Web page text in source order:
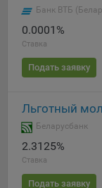
Банк ВТБ
0.0001%
Ставка
Подать заявку
Льготный
Беларусбанк
2.3125%
Ставка
Подать заявку